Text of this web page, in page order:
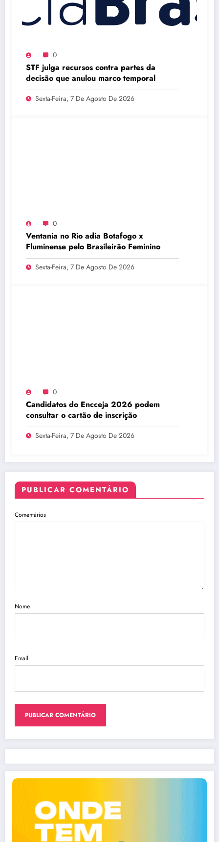
0
STF julga recursos contra partes da
decisão que anulou marco temporal
Sexta-Feira, 7 De Agosto De 2026
0
Ventania no Rio adia Botafogo x
Fluminense pelo Brasileirão Feminino
Sexta-Feira, 7 De Agosto De 2026
0
Candidatos do Encceja 2026 podem
consultar o cartão de inscrição
Sexta-Feira, 7 De Agosto De 2026
PUBLICAR COMENTÁRIO
Comentários
Nome
Email